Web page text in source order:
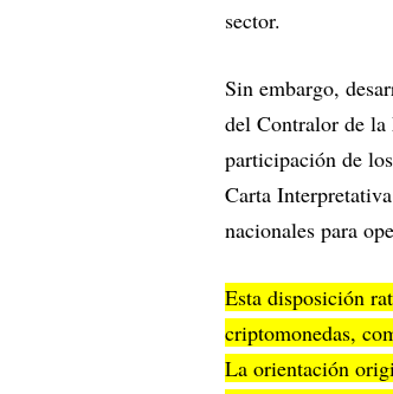
sector.
Sin embargo,
del Contralor de la
participación de
Carta
nacionales para
Esta disposición
criptomonedas,
La orientación